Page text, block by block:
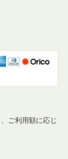
ご利用額に応じ